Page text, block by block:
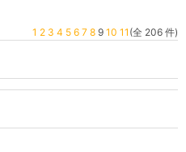
1 2 3 4 5 6 7 8 9 10 11 (全 206 件)